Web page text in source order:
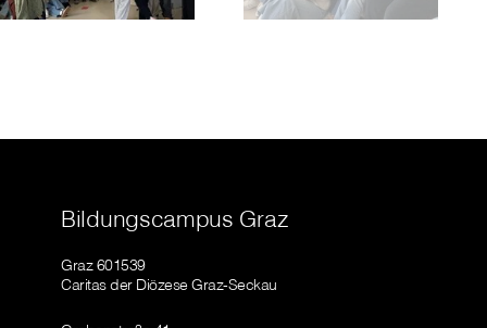
Bildungscampus Graz
Graz 601539
Caritas der Diözese Graz-Seckau